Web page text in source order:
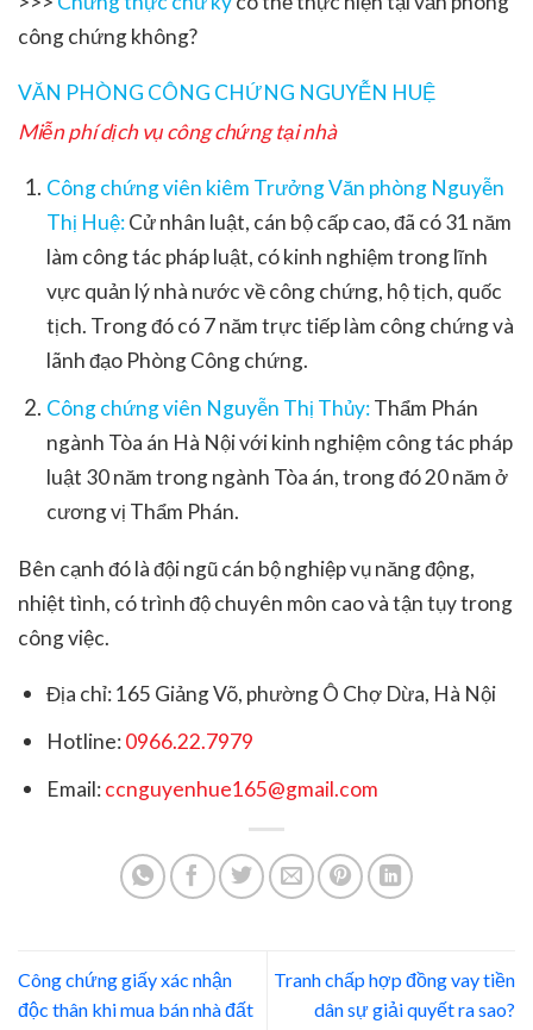
công chứng không?
VĂN PHÒNG CÔNG CHỨNG NGUYỄN HUỆ
Miễn phí dịch vụ công chứng tại nhà
Công chứng viên kiêm Trưởng Văn phòng Nguyễn
Thị Huệ:Cử nhân luật, cán bộ cấp cao, đã có 31 năm
làm công tác pháp luật, có kinh nghiệm trong lĩnh
vực quản lý nhà nước về công chứng, hộ tịch, quốc
tịch. Trong đó có 7 năm trực tiếp làm công chứng và
lãnh đạo Phòng Công chứng.
Công chứng viên Nguyễn Thị Thủy:Thẩm Phán
ngành Tòa án Hà Nội với kinh nghiệm công tác pháp
luật 30 năm trong ngành Tòa án, trong đó 20 năm ở
cương vị Thẩm Phán.
Bên cạnh đó là đội ngũ cán bộ nghiệp vụ năng động,
nhiệt tình, có trình độ chuyên môn cao và tận tụy trong
công việc.
Địa chỉ: 165 Giảng Võ, phường Ô Chợ Dừa, Hà Nội
Hotline:0966.22.7979
Email:ccnguyenhue165@gmail.com
Công chứng giấy xác nhận
độc thân khi mua bán nhà đất
Tranh chấp hợp đồng vay tiền
dân sự giải quyết ra sao?